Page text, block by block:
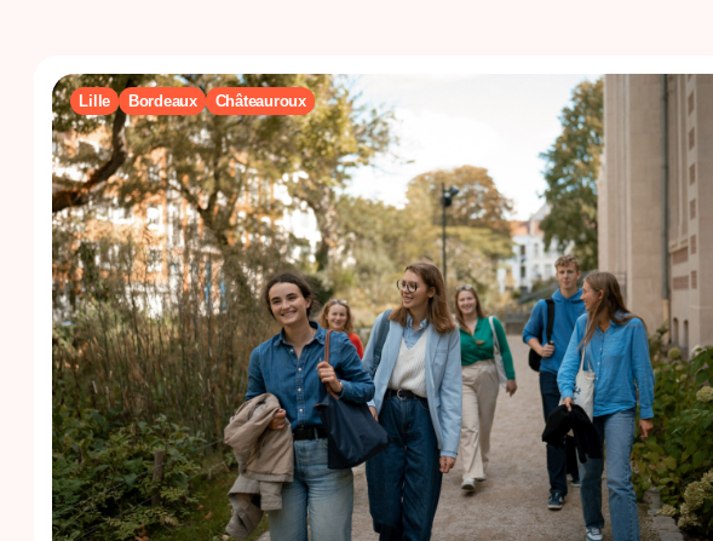
Lille Bordeaux Châteauroux